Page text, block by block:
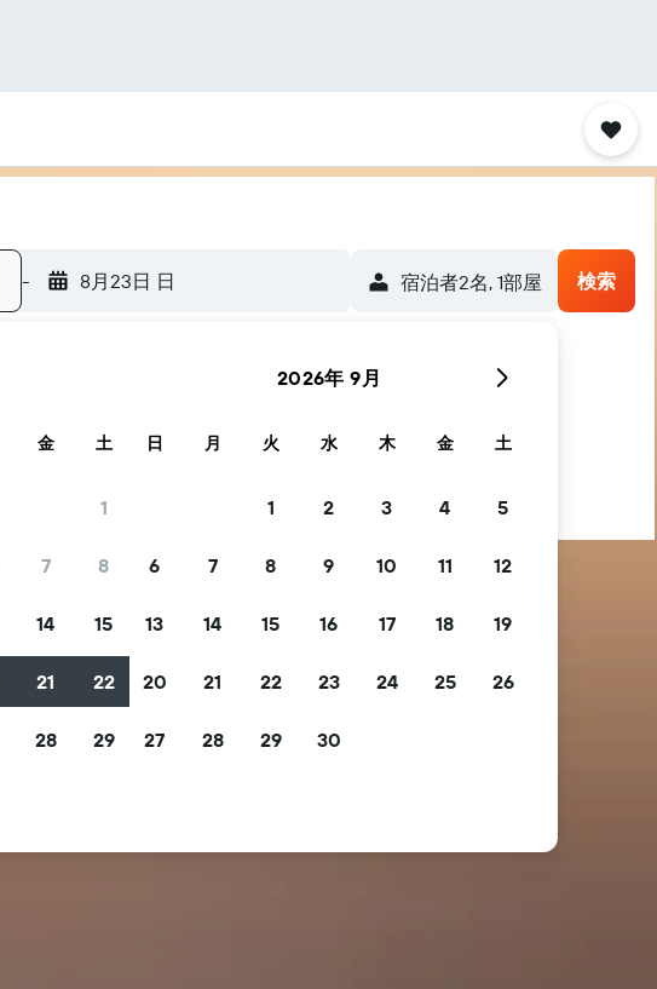
- 8月23日 日 宿泊者2名, 1​部屋 検索
金 土
1
7 8
14 15
21 22
28 29
2026年 9月
日 月 火 水 木 金 土
1 2 3 4 5
6 7 8 9 10 11 12
13 14 15 16 17 18 19
20 21 22 23 24 25 26
27 28 29 30